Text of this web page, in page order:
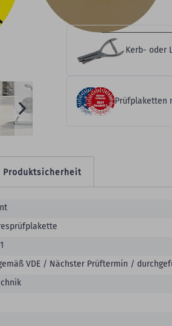
Weitere Produktdetails
Kerb- oder
Prüfplaketten
VDE / Nächster Prüftermin /
Produktsicherheit